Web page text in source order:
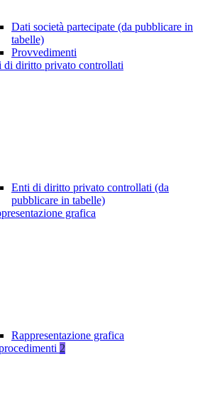
Dati società partecipate (da pubblicare in
tabelle)
Provvedimenti
di diritto privato controllati
Enti di diritto privato controllati (da
pubblicare in tabelle)
grafica
Rappresentazione grafica
2